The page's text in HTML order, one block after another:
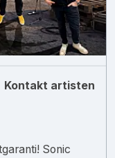
Kontakt artisten
Sonic